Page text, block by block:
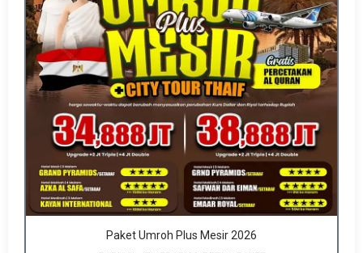
Paket Umroh Plus Mesir 2026